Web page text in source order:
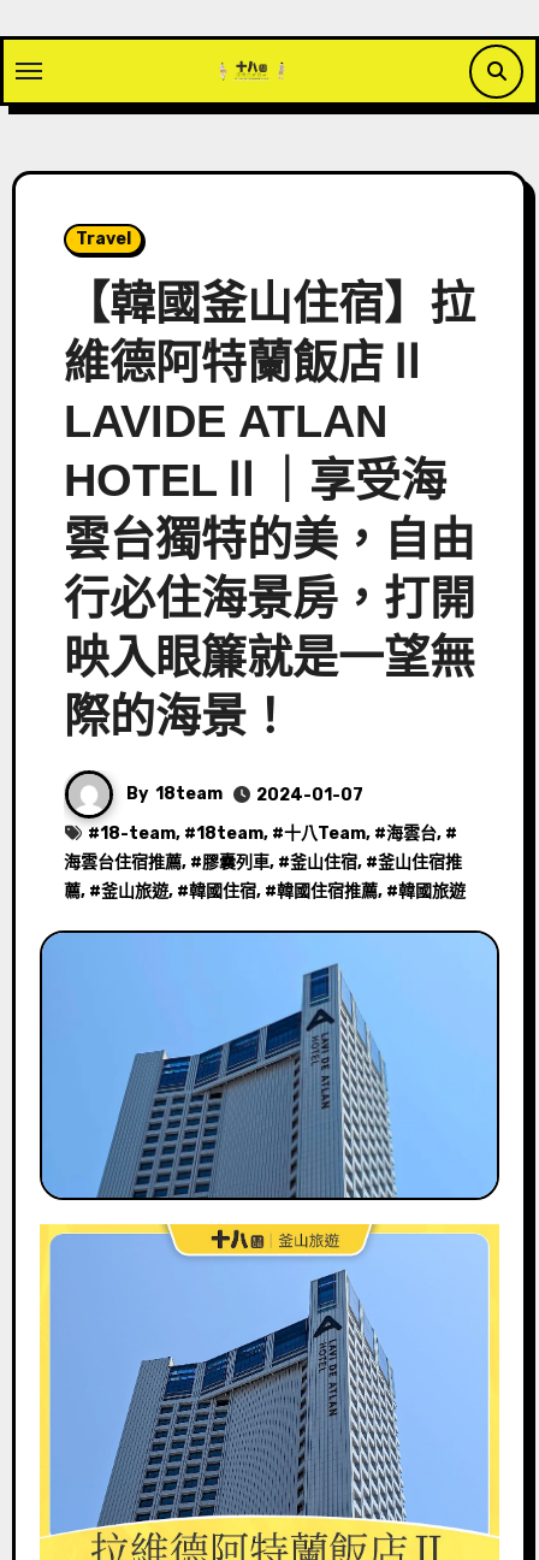
content
Travel
【韓國釜山住宿】拉
維德阿特蘭飯店Ⅱ
LAVIDE ATLAN
HOTELⅡ｜享受海
雲台獨特的美，自由
行必住海景房，打開
映入眼簾就是一望無
際的海景！
By 18team
2024-01-07
#18-team, #18team, #十八Team, #海雲台, #
海雲台住宿推薦, #膠囊列車, #釜山住宿, #釜山住宿推
薦, #釜山旅遊, #韓國住宿, #韓國住宿推薦, #韓國旅遊